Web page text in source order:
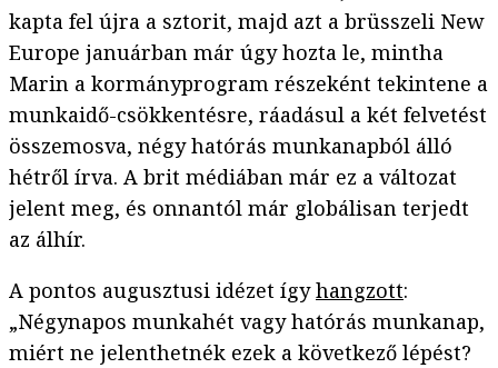
kapta fel újra a sztorit, majd azt a brüsszeli New
Europe januárban már úgy hozta le, mintha
Marin a kormányprogram részeként tekintene a
munkaidő-csökkentésre, ráadásul a két felvetést
összemosva, négy hatórás munkanapból álló
hétről írva. A brit médiában már ez a változat
jelent meg, és onnantól már globálisan terjedt
az álhír.
A pontos augusztusi idézet ígyhangzott:
„Négynapos munkahét vagy hatórás munkanap,
miért ne jelenthetnék ezek a következő lépést?